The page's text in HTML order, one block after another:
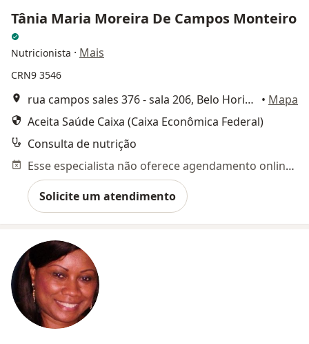
Tânia Maria Moreira De Campos Monteiro
Nutricionista · Mais
CRN9 3546
rua campos sales 376 - sala 206, Belo Horizonte • Mapa
Aceita Saúde Caixa (Caixa Econômica Federal)
Consulta de nutrição
Esse especialista não oferece agendamento online para esse endereço.
Solicite um atendimento